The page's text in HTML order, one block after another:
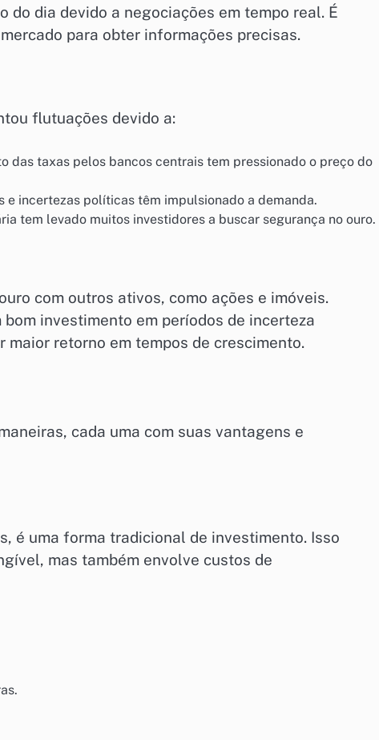
do dia devido a negociações em tempo real. É
para obter informações precisas.
flutuações devido a:
das taxas pelos bancos centrais tem pressionado o preço do
e incertezas políticas têm impulsionado a demanda.
tem levado muitos investidores a buscar segurança no ouro.
com outros ativos, como ações e imóveis.
investimento em períodos de incerteza
retorno em tempos de crescimento.
cada uma com suas vantagens e
é uma forma tradicional de investimento. Isso
mas também envolve custos de